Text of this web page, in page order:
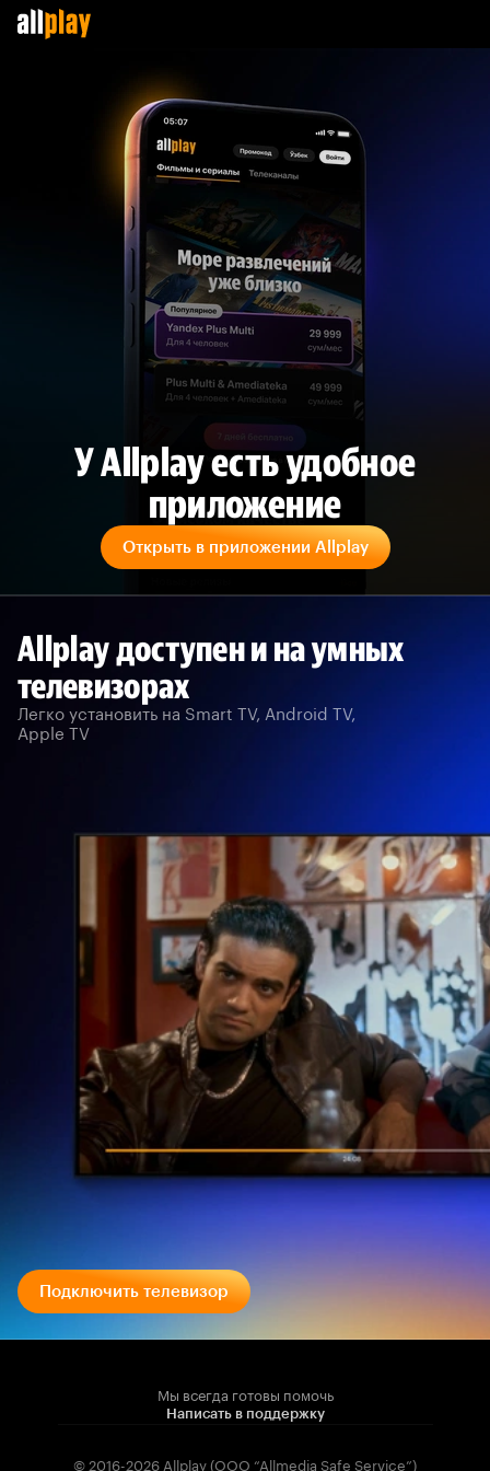
У Allplay есть удобное
приложение
Открыть в приложении Allplay
Allplay доступен и на умных
телевизорах
Легко установить на Smart TV, Android TV,
Apple TV
Подключить телевизор
Мы всегда готовы помочь
Написать в поддержку
© 2016-2026 Allplay (OOO “Allmedia Safe Service”)